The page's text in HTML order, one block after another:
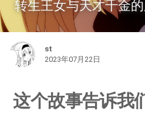
转生王女与天才千金
st
2023年07月22日
这个故事告诉我